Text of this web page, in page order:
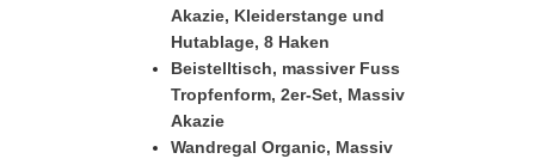
Akazie, Kleiderstange und
Hutablage, 8 Haken
Beistelltisch, massiver Fuss
Tropfenform, 2er-Set, Massiv
Akazie
Wandregal Organic, Massiv